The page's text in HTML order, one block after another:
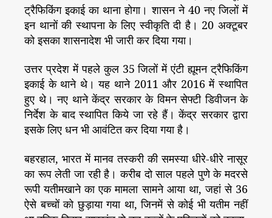
ट्रैफिकिंग इकाई का थाना होगा। शासन ने 40 नए जिलों में
इन थानों की स्थापना के लिए स्वीकृति दी है। 20 अक्टूबर
को इसका शासनादेश भी जारी कर दिया गया।
उत्तर प्रदेश में पहले कुल 35 जिलों में एंटी ह्यूमन ट्रैफिकिंग
इकाई के थाने थे। यह थाने 2011 और 2016 में स्थापित
हुए थे। नए थाने केंद्र सरकार के विमन सेफ्टी डिवीजन के
निर्देश के बाद स्थापित किये जा रहे हैं। केंद्र सरकार द्वारा
इसके लिए धन भी आवंटित कर दिया गया है।
बहरहाल, भारत में मानव तस्करी की समस्या धीरे-धीरे नासूर
का रूप लेती जा रही है। करीब दो साल पहले पुणे के मदरसे
रूपी यतीमखाने का एक मामला सामने आया था, जहां से 36
ऐसे बच्चों को छुड़ाया गया था, जिनमें से कोई भी यतीम नहीं